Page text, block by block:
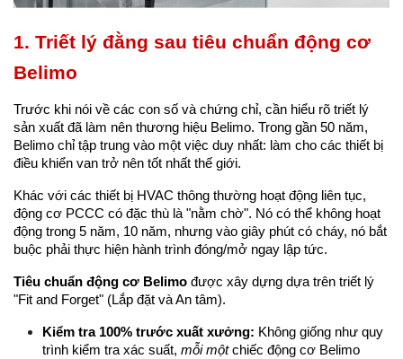
1. Triết lý đằng sau tiêu chuẩn động cơ
Belimo
Trước khi nói về các con số và chứng chỉ, cần hiểu rõ triết lý
sản xuất đã làm nên thương hiệu Belimo. Trong gần 50 năm,
Belimo chỉ tập trung vào một việc duy nhất: làm cho các thiết bị
điều khiển van trở nên tốt nhất thế giới.
Khác với các thiết bị HVAC thông thường hoạt động liên tục,
động cơ PCCC có đặc thù là "nằm chờ". Nó có thể không hoạt
động trong 5 năm, 10 năm, nhưng vào giây phút có cháy, nó bắt
buộc phải thực hiện hành trình đóng/mở ngay lập tức.
Tiêu chuẩn động cơ Belimo được xây dựng dựa trên triết lý
"Fit and Forget" (Lắp đặt và An tâm).
Kiểm tra 100% trước xuất xưởng: Không giống như quy
trình kiểm tra xác suất, mỗi một chiếc động cơ Belimo